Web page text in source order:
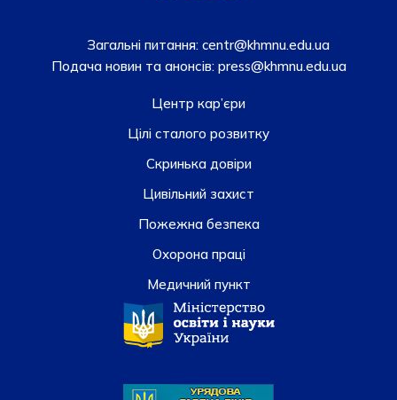
Загальні питання: centr@khmnu.edu.ua
Подача новин та анонсів:press@khmnu.edu.ua
Центр кар’єри
Цілі сталого розвитку
Скринька довiри
Цивільний захист
Пожежна безпека
Охорона праці
Медичний пункт